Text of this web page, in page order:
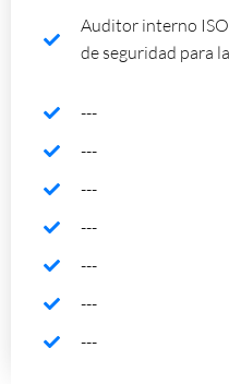
Auditor interno
de seguridad para
---
---
---
---
---
---
---